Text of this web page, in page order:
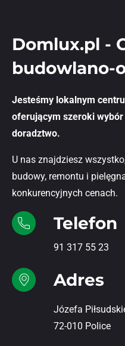
Domlux.pl -
budowlano-
Jesteśmy lokalnym
oferującym szeroki
doradztwo.
U nas znajdziesz
budowy, remontu i
konkurencyjnych cenach.
Telefon
91 317 55 23
Adres
Józefa
72-010 Police